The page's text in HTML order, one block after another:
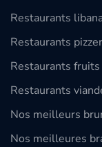
Restaurants
Restaurants
Restaurants
Restaurants
Nos meilleurs
Nos meilleures